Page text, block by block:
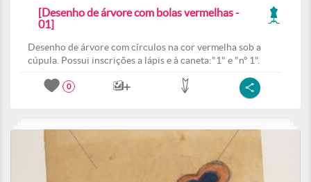
[Desenho de árvore com bolas vermelhas -
01]
Desenho de árvore com círculos na cor vermelha sob a
cúpula. Possui inscrições a lápis e à caneta:"1" e "nº 1".
0